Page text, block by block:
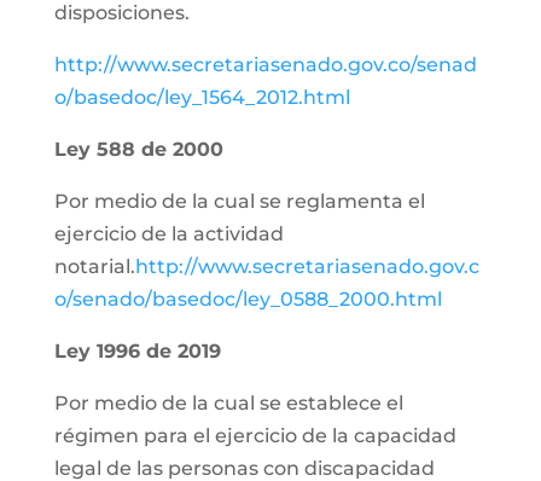
disposiciones.
http://www.secretariasenado.gov.co/senad
o/basedoc/ley_1564_2012.html
Ley 588 de 2000
Por medio de la cual se reglamenta el
ejercicio de la actividad
notarial.http://www.secretariasenado.gov.c
o/senado/basedoc/ley_0588_2000.html
Ley 1996 de 2019
Por medio de la cual se establece el
régimen para el ejercicio de la capacidad
legal de las personas con discapacidad